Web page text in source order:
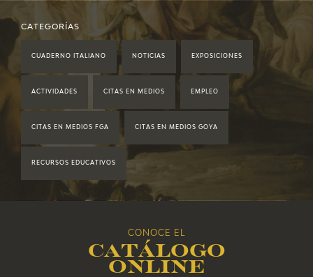
2021
2017
CATEGORÍAS
CUADERNO ITALIANO NOTICIAS EXPOSICIONES
ACTIVIDADES CITAS EN MEDIOS EMPLEO
CITAS EN MEDIOS FGA CITAS EN MEDIOS GOYA
RECURSOS EDUCATIVOS
CONOCE EL
Catálogo
online